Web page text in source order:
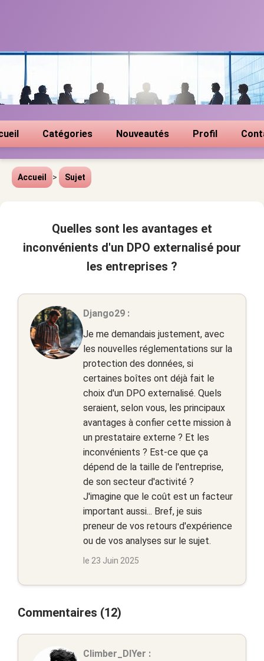
Catégories Nouveautés Profil
Accueil > Sujet
Quelles sont les avantages et
inconvénients d'un DPO externalisé pour
les entreprises ?
Django29 :
Je me demandais justement, avec
les nouvelles réglementations sur la
protection des données, si
certaines boîtes ont déjà fait le
choix d'un DPO externalisé. Quels
seraient, selon vous, les principaux
avantages à confier cette mission à
un prestataire externe ? Et les
inconvénients ? Est-ce que ça
dépend de la taille de l'entreprise,
de son secteur d'activité ?
J'imagine que le coût est un facteur
important aussi... Bref, je suis
preneur de vos retours d'expérience
ou de vos analyses sur le sujet.
le 23 Juin 2025
Commentaires (12)
Climber_DIYer :